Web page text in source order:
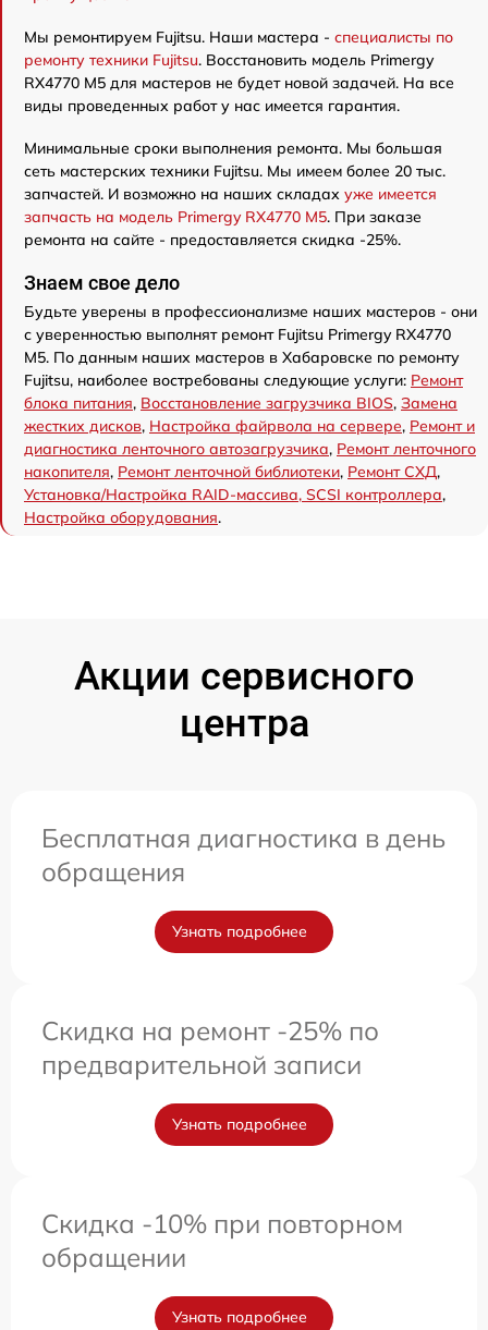
Мы ремонтируем Fujitsu. Наши мастера - специалисты по
ремонту техники Fujitsu. Восстановить модель Primergy
RX4770 M5 для мастеров не будет новой задачей. На все
виды проведенных работ у нас имеется гарантия.
Минимальные сроки выполнения ремонта. Мы большая
сеть мастерских техники Fujitsu. Мы имеем более 20 тыс.
запчастей. И возможно на наших складах уже имеется
запчасть на модель Primergy RX4770 M5. При заказе
ремонта на сайте - предоставляется скидка -25%.
Знаем свое дело
Будьте уверены в профессионализме наших мастеров - они
с уверенностью выполнят ремонт Fujitsu Primergy RX4770
M5. По данным наших мастеров в Хабаровске по ремонту
Fujitsu, наиболее востребованы следующие услуги: Ремонт
блока питания, Восстановление загрузчика BIOS, Замена
жестких дисков, Настройка файрвола на сервере, Ремонт и
диагностика ленточного автозагрузчика, Ремонт ленточного
накопителя, Ремонт ленточной библиотеки, Ремонт СХД,
Установка/Настройка RAID-массива, SCSI контроллера,
Настройка оборудования.
Акции сервисного
центра
Бесплатная диагностика в день
обращения
Узнать подробнее
Скидка на ремонт -25% по
предварительной записи
Узнать подробнее
Скидка -10% при повторном
обращении
Узнать подробнее